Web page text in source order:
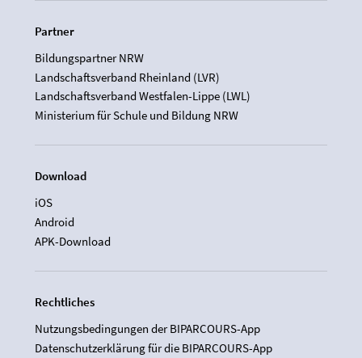
Partner
Bildungspartner NRW
Landschaftsverband Rheinland (LVR)
Landschaftsverband Westfalen-Lippe (LWL)
Ministerium für Schule und Bildung NRW
Download
iOS
Android
APK-Download
Rechtliches
Nutzungsbedingungen der BIPARCOURS-App
Datenschutzerklärung für die BIPARCOURS-App